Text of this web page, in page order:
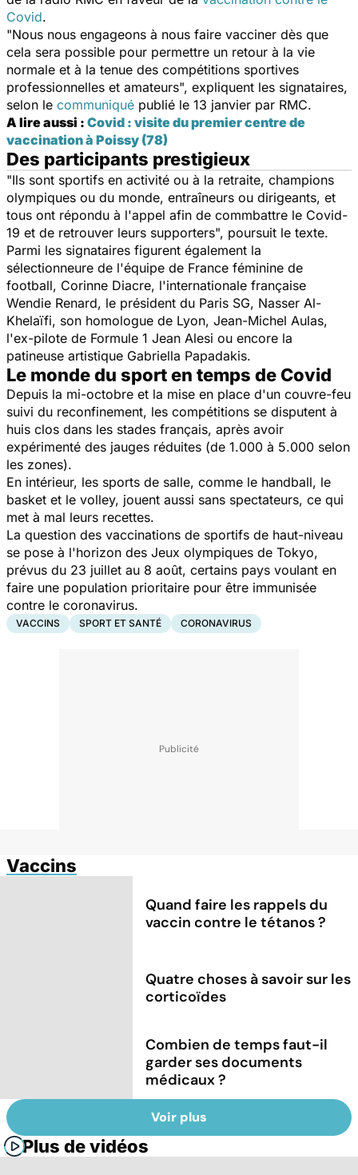
Covid.
"Nous nous engageons à nous faire vacciner dès que
cela sera possible pour permettre un retour à la vie
normale et à la tenue des compétitions sportives
professionnelles et amateurs", expliquent les signataires,
selon le communiqué publié le 13 janvier par RMC.
A lire aussi : Covid : visite du premier centre de
vaccination à Poissy (78)
Des participants prestigieux
"Ils sont sportifs en activité ou à la retraite, champions
olympiques ou du monde, entraîneurs ou dirigeants, et
tous ont répondu à l'appel afin de commbattre le Covid-
19 et de retrouver leurs supporters", poursuit le texte.
Parmi les signataires figurent également la
sélectionneure de l'équipe de France féminine de
football, Corinne Diacre, l'internationale française
Wendie Renard, le président du Paris SG, Nasser Al-
Khelaïfi, son homologue de Lyon, Jean-Michel Aulas,
l'ex-pilote de Formule 1 Jean Alesi ou encore la
patineuse artistique Gabriella Papadakis.
Le monde du sport en temps de Covid
Depuis la mi-octobre et la mise en place d'un couvre-feu
suivi du reconfinement, les compétitions se disputent à
huis clos dans les stades français, après avoir
expérimenté des jauges réduites (de 1.000 à 5.000 selon
les zones).
En intérieur, les sports de salle, comme le handball, le
basket et le volley, jouent aussi sans spectateurs, ce qui
met à mal leurs recettes.
La question des vaccinations de sportifs de haut-niveau
se pose à l'horizon des Jeux olympiques de Tokyo,
prévus du 23 juillet au 8 août, certains pays voulant en
faire une population prioritaire pour être immunisée
contre le coronavirus.
VACCINS SPORT ET SANTÉ CORONAVIRUS
Vaccins
Quand faire les rappels du
vaccin contre le tétanos ?
Quatre choses à savoir sur les
corticoïdes
Combien de temps faut-il
garder ses documents
médicaux ?
Voir plus
Plus de vidéos